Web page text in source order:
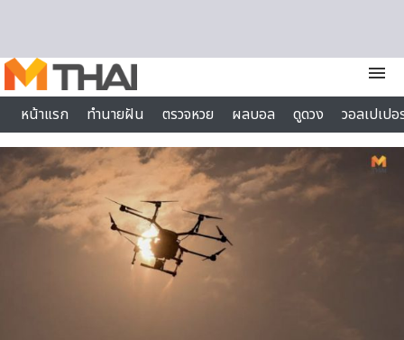
menu
หน้าแรก
ทำนายฝัน ตรวจหวย ผลบอล ดูดวง
วอลเปเป
ไลฟ์สไตล์